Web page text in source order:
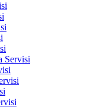
Servisi